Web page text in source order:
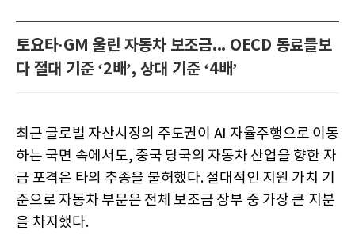
토요타·GM 울린 자동차 보조금... OECD 동료들보
다 절대 기준 ‘2배’, 상대 기준 ‘4배’
최근 글로벌 자산시장의 주도권이 AI 자율주행으로 이동
하는 국면 속에서도, 중국 당국의 자동차 산업을 향한 자
금 포격은 타의 추종을 불허했다. 절대적인 지원 가치 기
준으로 자동차 부문은 전체 보조금 장부 중 가장 큰 지분
을 차지했다.